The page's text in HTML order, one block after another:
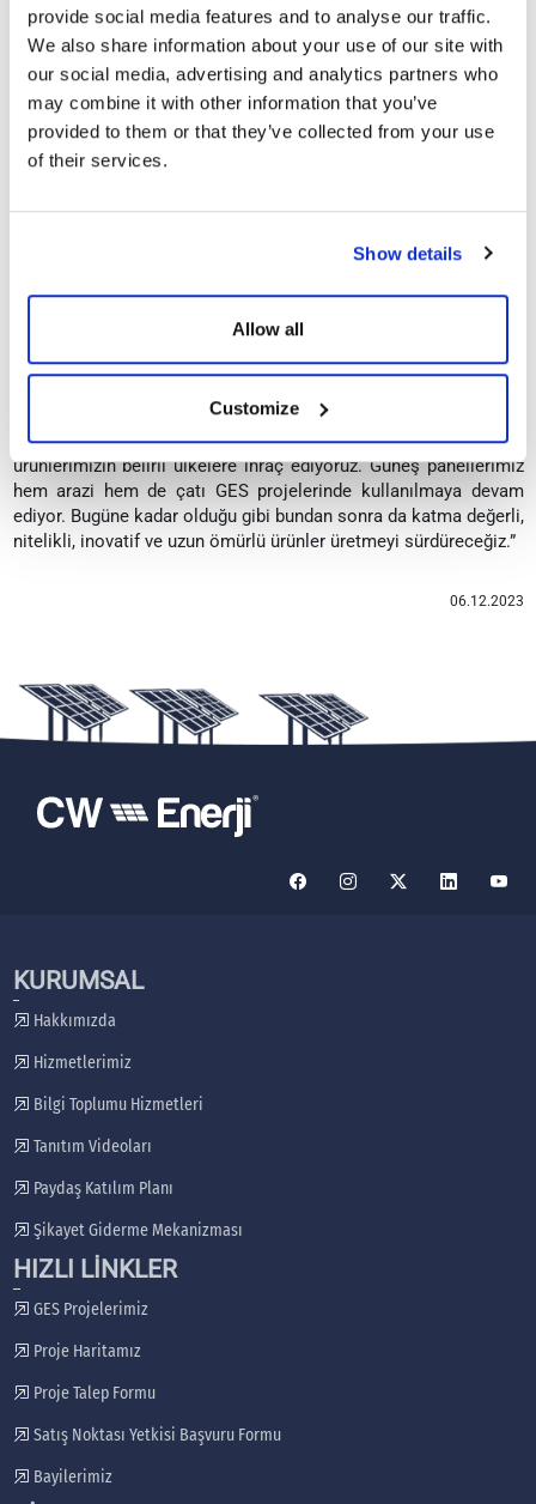
provide social media features and to analyse our traffic.
We also share information about your use of our site with
our social media, advertising and analytics partners who
may combine it with other information that you’ve
provided to them or that they’ve collected from your use
of their services.
Show details
Allow all
Customize
MWp gücündeki iki projesini devreye aldılar. Bu kapsamda Elvan
Gıda 46 MWp gücünde, Cici Süt ise 10 MWp gücünde CW Enerji
güneş panellerini kullandı. Bu firmalar CW Enerji güneş güneş
panelleri ile yenilenebilir enerjiye geçti” diye konuştu. Yılmaz, bu
örnek projede ürünlerimizi kullanarak daha temiz bir gelecek ve
daha sürdürülebilir bir ekonomi hedefine ciddi katkıda bulunan
Elvan Gıda ve Cici Süt firmalarına çok teşekkür ediyoruz dedi.
güneşten üretmeye devam ediyoruz” diyen Yılmaz, şunları
kaydetti: “Şirket olarak, yerli ve milli üretim önceliğiyle hareket
teknoloji imkanlarımız ile yenilikçi ürünler geliştirmeye özen
gösteriyoruz. Türkiye’nin 7 bölgesine hizmet veriyor ve
ürünlerimizin belirli ülkelere ihraç ediyoruz. Güneş panellerimiz
hem arazi hem de çatı GES projelerinde kullanılmaya devam
ediyor. Bugüne kadar olduğu gibi bundan sonra da katma değerli,
nitelikli, inovatif ve uzun ömürlü ürünler üretmeyi sürdüreceğiz.”
06.12.2023
KURUMSAL
Hakkımızda
Hizmetlerimiz
Bilgi Toplumu Hizmetleri
Tanıtım Videoları
Paydaş Katılım Planı
Şikayet Giderme Mekanizması
HIZLI LİNKLER
GES Projelerimiz
Proje Haritamız
Proje Talep Formu
Satış Noktası Yetkisi Başvuru Formu
Bayilerimiz